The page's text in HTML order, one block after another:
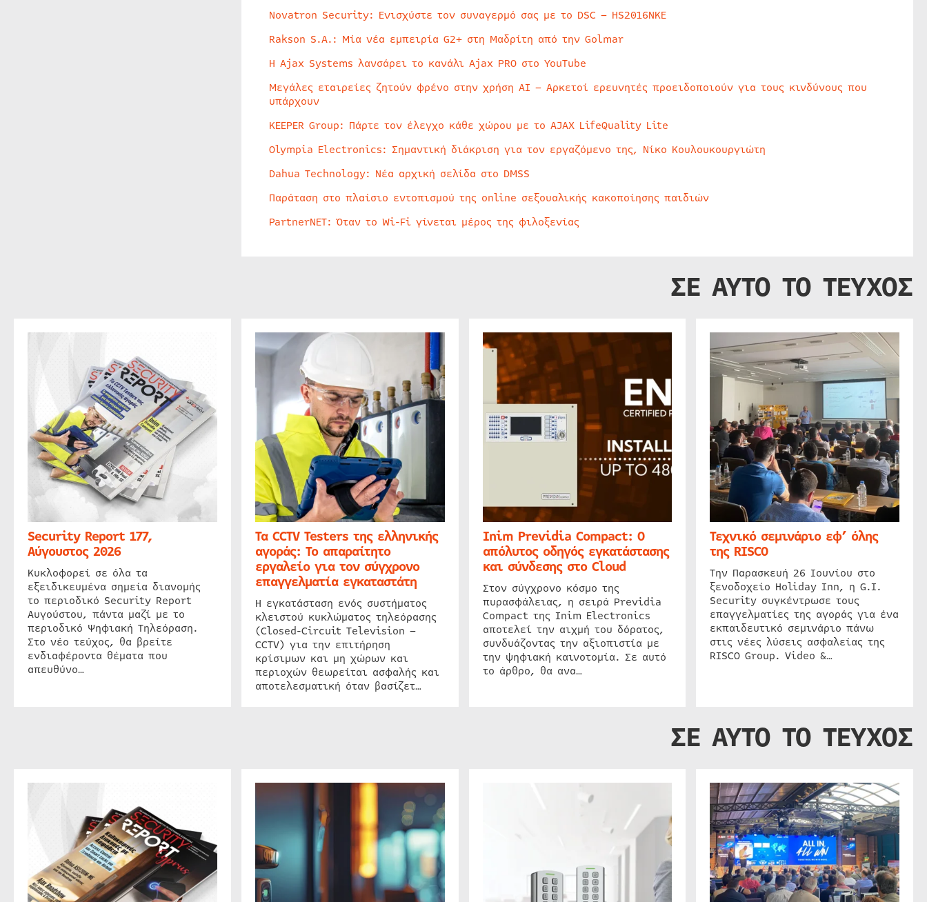
Novatron Security: Ενισχύστε τον συναγερμό σας με το DSC – HS2016NKE
Rakson S.A.: Μία νέα εμπειρία G2+ στη Μαδρίτη από την Golmar
Η Ajax Systems λανσάρει το κανάλι Ajax PRO στο YouTube
Μεγάλες εταιρείες ζητούν φρένο στην χρήση AI – Αρκετοί ερευνητές προειδοποιούν για τους κινδύνους που
υπάρχουν
KEEPER Group: Πάρτε τον έλεγχο κάθε χώρου με το AJAX LifeQuality Lite
Olympia Electronics: Σημαντική διάκριση για τον εργαζόμενο της, Νίκο Κουλουκουργιώτη
Dahua Technology: Νέα αρχική σελίδα στο DMSS
Παράταση στο πλαίσιο εντοπισμού της online σεξουαλικής κακοποίησης παιδιών
PartnerNET: Όταν το Wi-Fi γίνεται μέρος της φιλοξενίας
ΣΕ ΑΥΤΟ ΤΟ ΤΕΥΧΟΣ
Security Report 177,
Αύγουστος 2026
Κυκλοφορεί σε όλα τα
εξειδικευμένα σημεία διανομής
το περιοδικό Security Report
Αυγούστου, πάντα μαζί με το
περιοδικό Ψηφιακή Τηλεόραση.
Στο νέο τεύχος, θα βρείτε
ενδιαφέροντα θέματα που
απευθύνο…
Τα CCTV Testers της ελληνικής
αγοράς: Το απαραίτητο
εργαλείο για τον σύγχρονο
επαγγελματία εγκαταστάτη
Η εγκατάσταση ενός συστήματος
κλειστού κυκλώματος τηλεόρασης
(Closed-Circuit Television –
CCTV) για την επιτήρηση
κρίσιμων και μη χώρων και
περιοχών θεωρείται ασφαλής και
αποτελεσματική όταν βασίζετ…
Inim Previdia Compact: Ο
απόλυτος οδηγός εγκατάστασης
και σύνδεσης στο Cloud
Στον σύγχρονο κόσμο της
πυρασφάλειας, η σειρά Previdia
Compact της Inim Electronics
αποτελεί την αιχμή του δόρατος,
συνδυάζοντας την αξιοπιστία με
την ψηφιακή καινοτομία. Σε αυτό
το άρθρο, θα ανα…
Τεχνικό σεμινάριο εφ’ όλης
της RISCO
Την Παρασκευή 26 Ιουνίου στο
ξενοδοχείο Holiday Inn, η G.I.
Security συγκέντρωσε τους
επαγγελματίες της αγοράς για ένα
εκπαιδευτικό σεμινάριο πάνω
στις νέες λύσεις ασφαλείας της
RISCO Group. Video &…
ΣΕ ΑΥΤΟ ΤΟ ΤΕΥΧΟΣ